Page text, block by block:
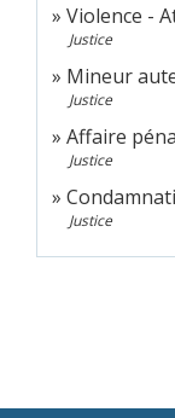
Violence -
Justice
Mineur
Justice
Affaire
Justice
Justice